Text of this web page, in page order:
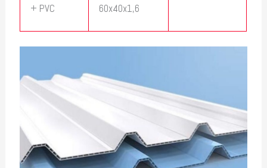
+ PVC
60x40x1,6